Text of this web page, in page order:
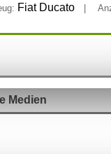
Fiat Ducato
Medien